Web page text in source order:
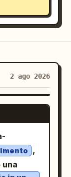
2 ago 2026
PRO
,
una